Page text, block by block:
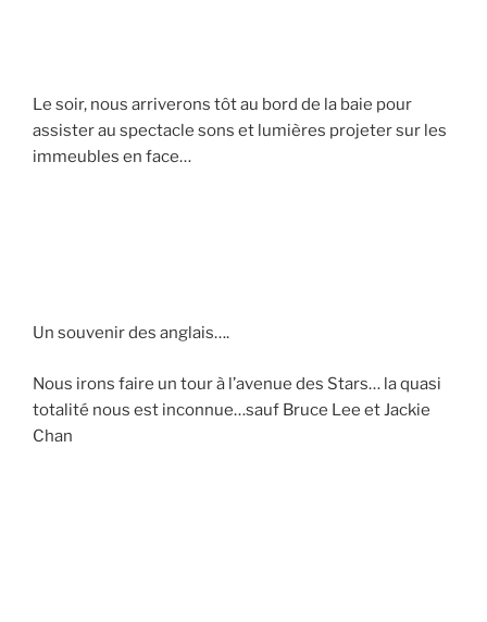
Le soir, nous arriverons tôt au bord de la baie pour
assister au spectacle sons et lumières projeter sur les
immeubles en face…
Un souvenir des anglais….
Nous irons faire un tour à l’avenue des Stars… la quasi
totalité nous est inconnue…sauf Bruce Lee et Jackie
Chan